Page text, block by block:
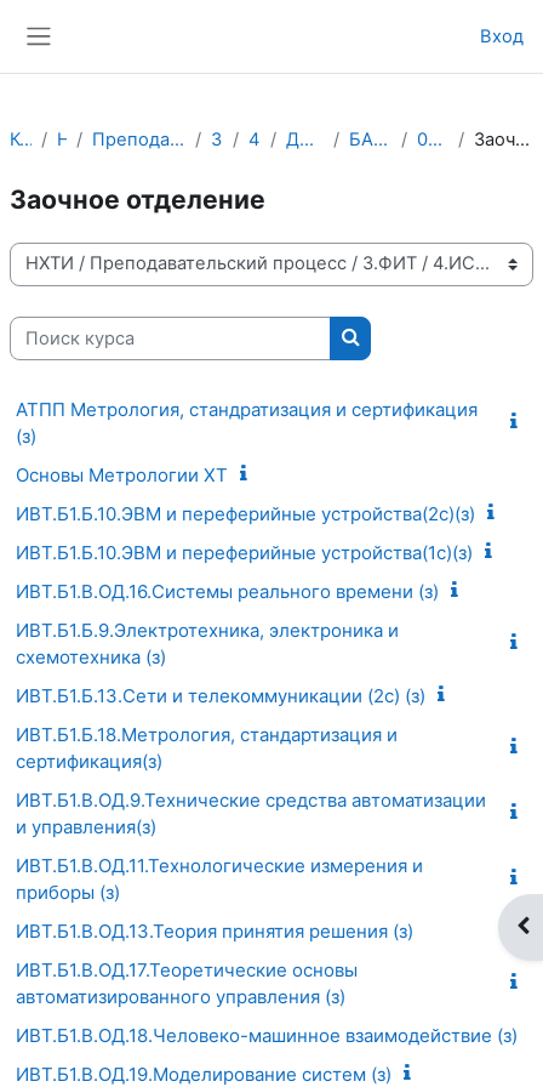
Вход
Курсы НХТИ Преподавательский процесс 3.ФИТ 4.ИСТ До 2020 года БАКАЛАВРИАТ 090301.ИВТ Заочное отделение
Заочное отделение
Категории курсов
Поиск курса
Поиск курса
АТПП Метрология, стандратизация и сертификация
(з)
Основы Метрологии ХТ
ИВТ.Б1.Б.10.ЭВМ и переферийные устройства(2c)(з)
ИВТ.Б1.Б.10.ЭВМ и переферийные устройства(1c)(з)
ИВТ.Б1.В.ОД.16.Системы реального времени (з)
ИВТ.Б1.Б.9.Электротехника, электроника и
схемотехника (з)
ИВТ.Б1.Б.13.Сети и телекоммуникации (2с) (з)
ИВТ.Б1.Б.18.Метрология, стандартизация и
сертификация(з)
ИВТ.Б1.В.ОД.9.Технические средства автоматизации
и управления(з)
ИВТ.Б1.В.ОД.11.Технологические измерения и
приборы (з)
ИВТ.Б1.В.ОД.13.Теория принятия решения (з)
ИВТ.Б1.В.ОД.17.Теоретические основы
автоматизированного управления (з)
ИВТ.Б1.В.ОД.18.Человеко-машинное взаимодействие (з)
ИВТ.Б1.В.ОД.19.Моделирование систем (з)